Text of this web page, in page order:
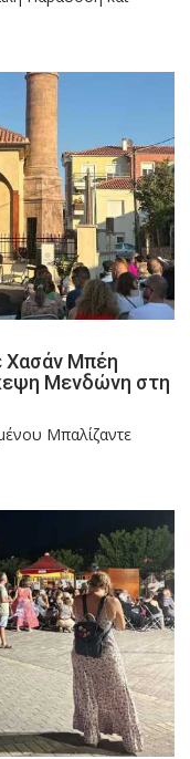
Χασάν Μπέη
Μενδώνη στη
Μπαλίζαντε